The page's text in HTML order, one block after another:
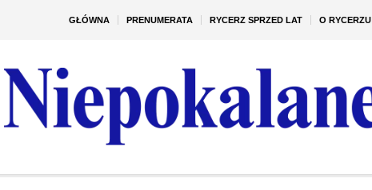
GŁÓWNA PRENUMERATA RYCERZ SPRZED LAT O RYCERZU